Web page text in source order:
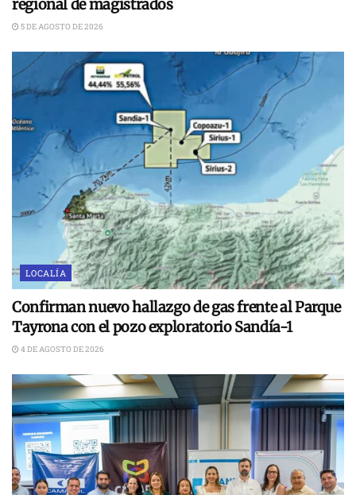
regional de magistrados
5 DE AGOSTO DE 2026
LOCALÍA
Confirman nuevo hallazgo de gas frente al Parque
Tayrona con el pozo exploratorio Sandía-1
4 DE AGOSTO DE 2026